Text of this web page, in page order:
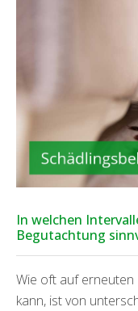
In welchen
Begutachtung
Wie oft auf
kann, ist von